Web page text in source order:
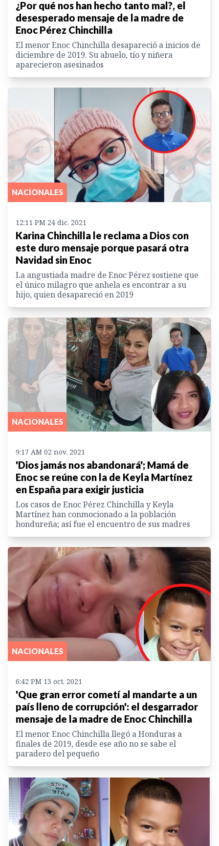
¿Por qué nos han hecho tanto mal?, el
desesperado mensaje de la madre de
Enoc Pérez Chinchilla
El menor Enoc Chinchilla desapareció a inicios de
diciembre de 2019. Su abuelo, tío y niñera
aparecieron asesinados
NACIONALES
12:11 PM 24 dic. 2021
Karina Chinchilla le reclama a Dios con
este duro mensaje porque pasará otra
Navidad sin Enoc
La angustiada madre de Enoc Pérez sostiene que
el único milagro que anhela es encontrar a su
hijo, quien desapareció en 2019
NACIONALES
9:17 AM 02 nov. 2021
'Dios jamás nos abandonará'; Mamá de
Enoc se reúne con la de Keyla Martínez
en España para exigir justicia
Los casos de Enoc Pérez Chinchilla y Keyla
Martínez han conmocionado a la población
hondureña; así fue el encuentro de sus madres
NACIONALES
6:42 PM 13 oct. 2021
'Que gran error cometí al mandarte a un
país lleno de corrupción': el desgarrador
mensaje de la madre de Enoc Chinchilla
El menor Enoc Chinchilla llegó a Honduras a
finales de 2019, desde ese año no se sabe el
paradero del pequeño